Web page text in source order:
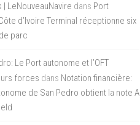
LeNouveauNavire dans Port
d’Ivoire Terminal réceptionne six
parc
Le Port autonome et l’OFT
forces dans Notation financière:
de San Pedro obtient la note A